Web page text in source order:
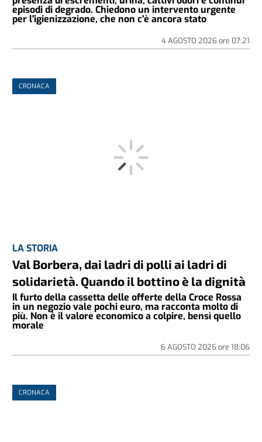
episodi di degrado. Chiedono un intervento urgente
per l'igienizzazione, che non c'è ancora stato
4 AGOSTO 2026ore 07:21
CRONACA
LA STORIA
Val Borbera, dai ladri di polli ai ladri di
solidarietà. Quando il bottino è la dignità
Il furto della cassetta delle offerte della Croce Rossa
in un negozio vale pochi euro, ma racconta molto di
più. Non è il valore economico a colpire, bensì quello
morale
6 AGOSTO 2026ore 18:06
CRONACA